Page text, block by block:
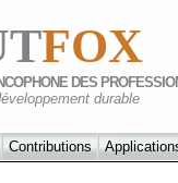
FOX
DES
durable
Contributions